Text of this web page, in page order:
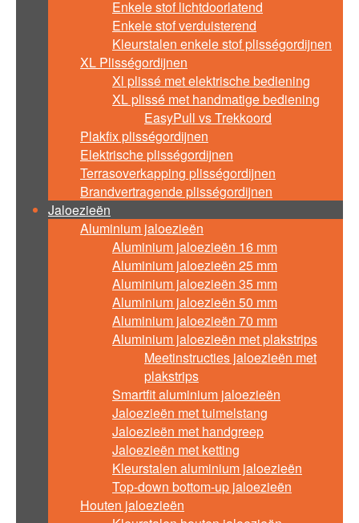
Enkele stof lichtdoorlatend
Enkele stof verduisterend
Kleurstalen enkele stof plisségordijnen
XL Plisségordijnen
Xl plissé met elektrische bediening
XL plissé met handmatige bediening
EasyPull vs Trekkoord
Plakfix plisségordijnen
Elektrische plisségordijnen
Terrasoverkapping plisségordijnen
Brandvertragende plisségordijnen
Jaloezieën
Aluminium jaloezieën
Aluminium jaloezieën 16 mm
Aluminium jaloezieën 25 mm
Aluminium jaloezieën 35 mm
Aluminium jaloezieën 50 mm
Aluminium jaloezieën 70 mm
Aluminium jaloezieën met plakstrips
Meetinstructies jaloezieën met
plakstrips
Smartfit aluminium jaloezieën
Jaloezieën met tuimelstang
Jaloezieën met handgreep
Jaloezieën met ketting
Kleurstalen aluminium jaloezieën
Top-down bottom-up jaloezieën
Houten jaloezieën